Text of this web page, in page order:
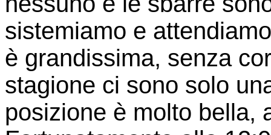
sistemiamo e
è grandissima, senza
stagione ci sono solo
posizione è molto bella,